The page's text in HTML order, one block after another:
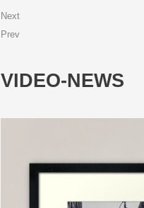
Next
Prev
VIDEO-NEWS